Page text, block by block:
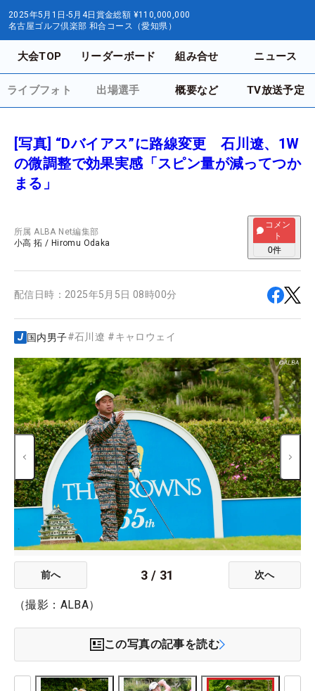
2025年5月1日-5月4日 賞金総額 ¥110,000,000
名古屋ゴルフ倶楽部 和合コース（愛知県）
大会TOP リーダーボード 組み合せ ニュース
ライブフォト 出場選手 概要など TV放送予定
[写真] “Dバイアス”に路線変更 石川遼、1W
の微調整で効果実感「スピン量が減ってつか
まる」
所属ALBA Net編集部
小高 拓 / Hiromu Odaka
コメン
ト
0件
配信日時： 2025年5月5日 08時00分
国内男子#石川遼 #キャロウェイ
前へ 3 / 31 次へ
（撮影：ALBA）
この写真の記事を読む